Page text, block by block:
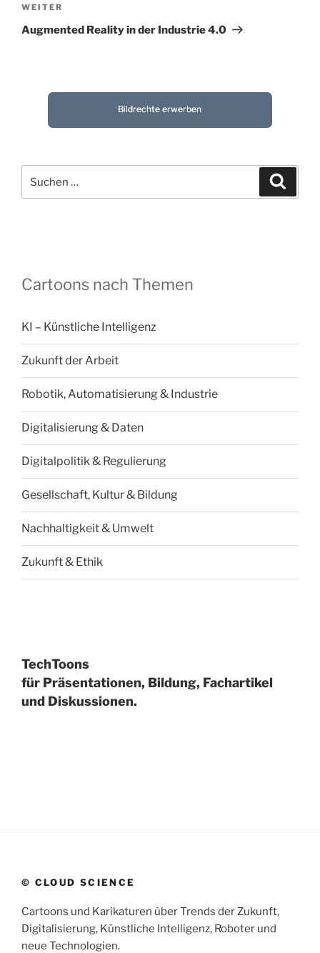
Nächster
Beitrag
WEITER
Augmented Reality in der Industrie 4.0
Bildrechte erwerben
nach:
Cartoons nach Themen
KI – Künstliche Intelligenz
Zukunft der Arbeit
Robotik, Automatisierung & Industrie
Digitalisierung & Daten
Digitalpolitik & Regulierung
Gesellschaft, Kultur & Bildung
Nachhaltigkeit & Umwelt
Zukunft & Ethik
TechToons
für Präsentationen, Bildung, Fachartikel
und Diskussionen.
© CLOUD SCIENCE
Cartoons und Karikaturen über Trends der Zukunft,
Digitalisierung, Künstliche Intelligenz, Roboter und
neue Technologien.